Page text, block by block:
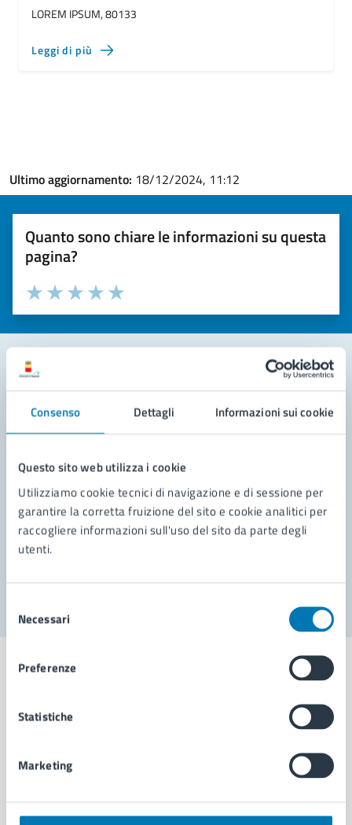
Consenso Dettagli Informazioni sui cookie
Questo sito web utilizza i cookie
Utilizziamo cookie tecnici di navigazione e di sessione per
garantire la corretta fruizione del sito e cookie analitici per
raccogliere informazioni sull'uso del sito da parte degli
utenti.
delNecessari
Preferenze
Statistiche
Marketing
LOREM IPSUM, 80133
Leggi di più
Ultimo aggiornamento: 18/12/2024, 11:12
Quanto sono chiare le informazioni su questa
pagina?
Valuta la chiarezza delle informazioni (da 1 a 5 stelle)
Seleziona il numero di stelle per valutare la chiarezza delle
Valuta 5 stelle su 5
Valuta 4 stelle su 5
Valuta 3 stelle su 5
Valuta 2 stelle su 5
Valuta 1 stelle su 5
Leggi le domande frequenti
Richiedi assistenza
Prenota appuntamento
Problemi in città
Comune di Napoli
AMMINISTRAZIONE
Organi di governo